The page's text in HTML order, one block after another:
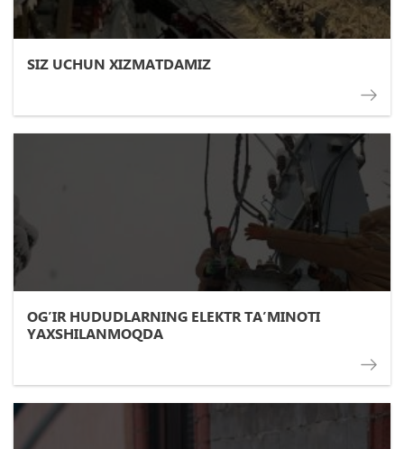
SIZ UCHUN XIZMATDAMIZ
OG’IR HUDUDLARNING ELEKTR TA’MINOTI
YAXSHILANMOQDA